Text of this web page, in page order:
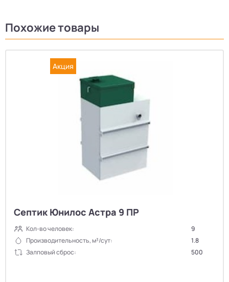
Похожие товары
Акция
Септик Юнилос Астра 9 ПР
Кол-во человек:
9
Производительность, м³/сут:
1.8
Залповый сброс:
500